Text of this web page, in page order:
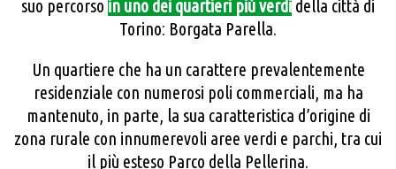
suo percorso in uno dei quartieri più verdi della città di
Torino: Borgata Parella.
Un quartiere che ha un carattere prevalentemente
residenziale con numerosi poli commerciali, ma ha
mantenuto, in parte, la sua caratteristica d’origine di
zona rurale con innumerevoli aree verdi e parchi, tra cui
il più esteso Parco della Pellerina.